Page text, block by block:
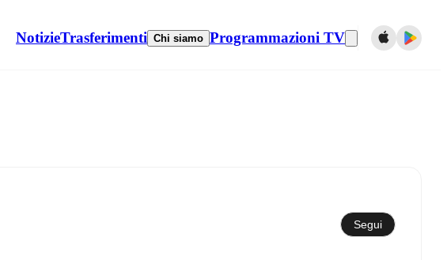
NotizieTrasferimenti Chi siamo Programmazioni TV
Segui